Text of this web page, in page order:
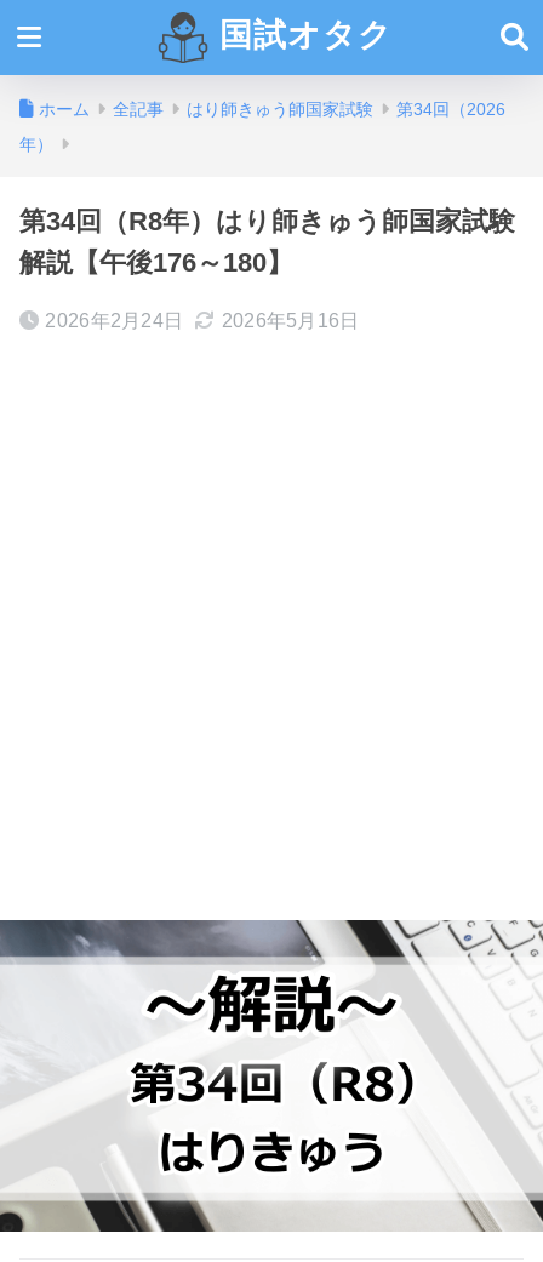
国試オタク
ホーム 全記事 はり師きゅう師国家試験
第34回（2026
年）
第34回（R8年）はり師きゅう師国家試験
解説【午後176～180】
2026年2月24日 2026年5月16日